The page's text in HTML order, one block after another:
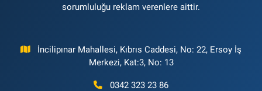
sorumluluğu reklam verenlere aittir.
İncilipınar Mahallesi, Kıbrıs Caddesi, No: 22, Ersoy İş
Merkezi, Kat:3, No: 13
0342 323 23 86